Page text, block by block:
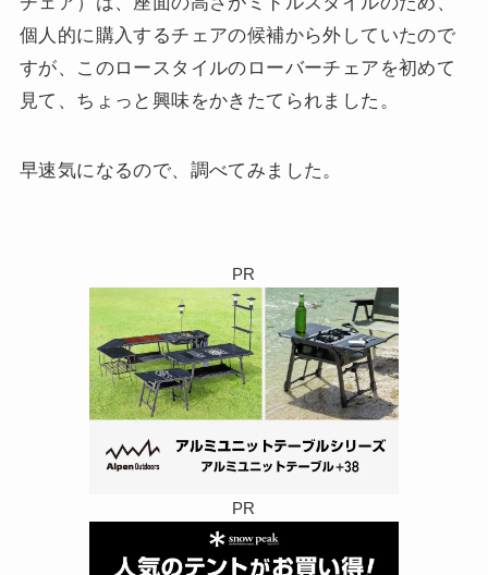
個人的に購入するチェアの候補から外していたので
すが、このロースタイルのローバーチェアを初めて
見て、ちょっと興味をかきたてられました。
早速気になるので、調べてみました。
PR
PR